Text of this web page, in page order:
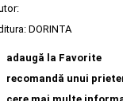
DORINTA
adaugă la Favorite
recomandă unui